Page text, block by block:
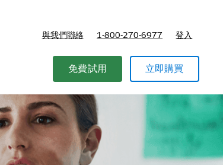
與我們聯絡 1-800-270-6977 登入
免費試用 立即購買